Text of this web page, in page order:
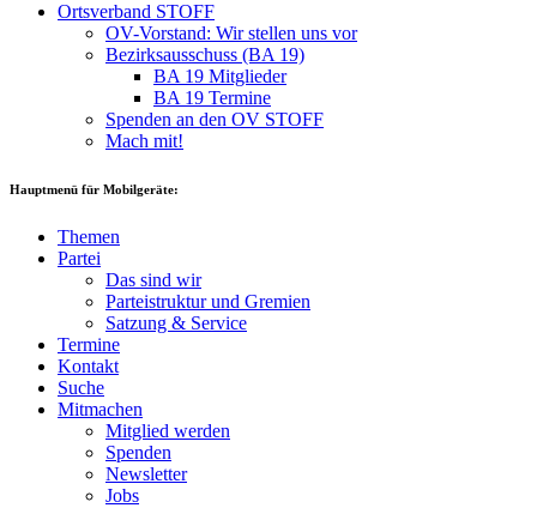
Ortsverband STOFF
OV-Vorstand: Wir stellen uns vor
Bezirksausschuss (BA 19)
BA 19 Mitglieder
BA 19 Termine
Spenden an den OV STOFF
Mach mit!
Hauptmenü für Mobilgeräte:
Themen
Partei
Das sind wir
Parteistruktur und Gremien
Satzung & Service
Termine
Kontakt
Suche
Mitmachen
Mitglied werden
Spenden
Newsletter
Jobs